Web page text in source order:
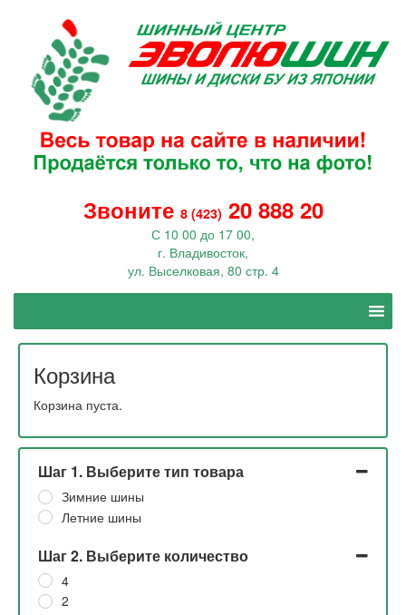
Звоните 8 (423) 20 888 20
С 10 00 до 17 00,
г. Владивосток,
ул. Выселковая, 80 стр. 4
Корзина
Корзина пуста.
Шаг 1. Выберите тип товара
Зимние шины
Летние шины
Шаг 2. Выберите количество
4
2